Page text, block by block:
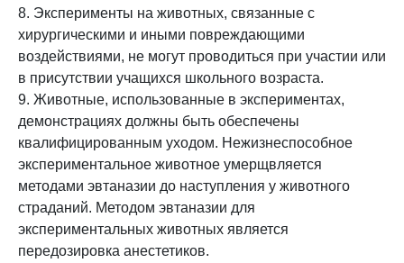
8. Эксперименты на животных, связанные с
хирургическими и иными повреждающими
воздействиями, не могут проводиться при участии или
в присутствии учащихся школьного возраста.
9. Животные, использованные в экспериментах,
демонстрациях должны быть обеспечены
квалифицированным уходом. Нежизнеспособное
экспериментальное животное умерщвляется
методами эвтаназии до наступления у животного
страданий. Методом эвтаназии для
экспериментальных животных является
передозировка анестетиков.